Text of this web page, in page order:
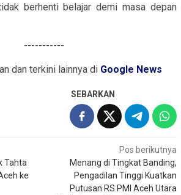
berhenti belajar demi masa depan
-----------
dan terkini lainnya di Google News
SEBARKAN
Tahta
ke
Pos berikutnya
Menang di Tingkat Banding,
Pengadilan Tinggi Kuatkan
Putusan RS PMI Aceh Utara